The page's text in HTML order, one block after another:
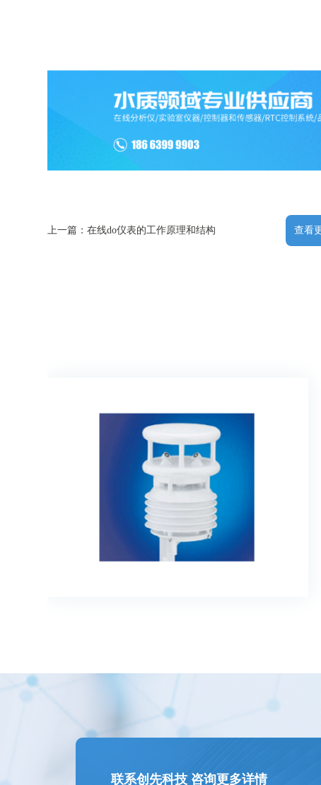
上一篇：在线do仪表的工作原理和结构 查看
联系创先科技 咨询更多详情